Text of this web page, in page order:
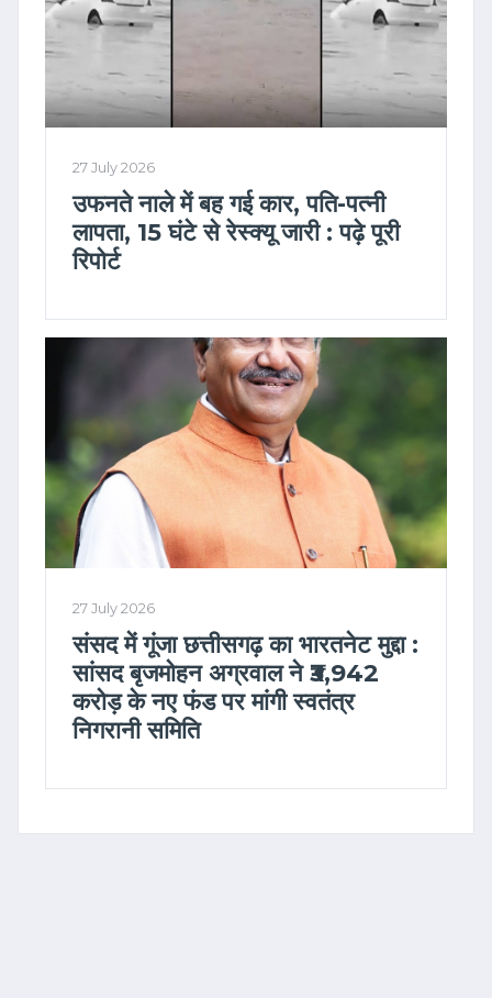
27 July 2026
उफनते नाले में बह गई कार, पति-पत्नी
लापता, 15 घंटे से रेस्क्यू जारी : पढ़े पूरी
रिपोर्ट
27 July 2026
संसद में गूंजा छत्तीसगढ़ का भारतनेट मुद्दा :
सांसद बृजमोहन अग्रवाल ने ₹3,942
करोड़ के नए फंड पर मांगी स्वतंत्र
निगरानी समिति